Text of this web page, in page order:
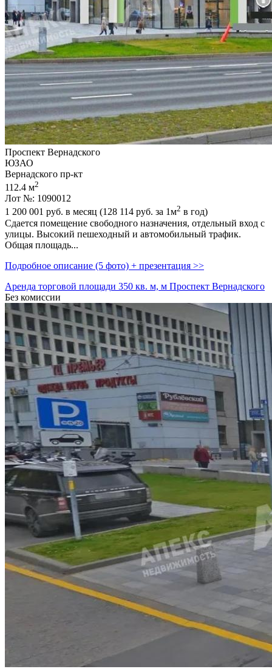
Проспект Вернадского
ЮЗАО
Вернадского пр-кт
112.4 м2
Лот №: 1090012
1 200 001 руб. в месяц (128 114 руб. за 1м2 в год)
Сдается помещение свободного назначения,­ отдельный вход с
улицы. Высокий пешеходный и автомобильный трафик.
Общая площадь...
Подробное описание (5 фото) + презентация >>
Аренда торговой площади 350 кв. м, м Проспект Вернадского
Без комиссии